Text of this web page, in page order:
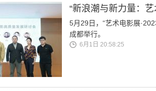
“新浪潮与新力量：
5月29日，“艺术电影展
成都举行。
6月1日 20:58:25